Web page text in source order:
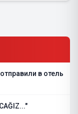
в отель